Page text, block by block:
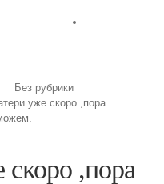
Без рубрики
уже скоро ,пора
,пора